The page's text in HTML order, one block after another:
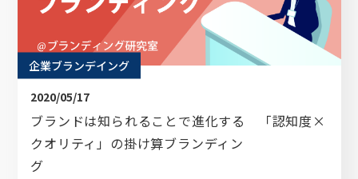
企業ブランデイング
2020/05/17
ブランドは知られることで進化する 「認知度×
クオリティ」の掛け算ブランディン
グ